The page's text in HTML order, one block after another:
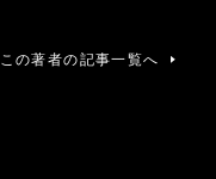
この著者の記事一覧へ